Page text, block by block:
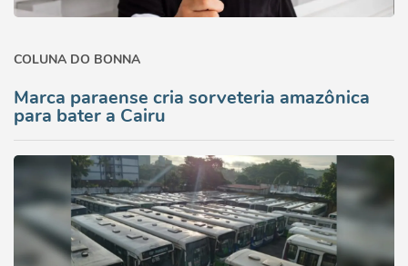
COLUNA DO BONNA
Marca paraense cria sorveteria amazônica
para bater a Cairu